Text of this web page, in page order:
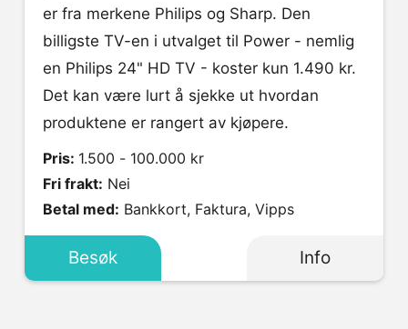
er fra merkene Philips og Sharp. Den
billigste TV-en i utvalget til Power - nemlig
en Philips 24" HD TV - koster kun 1.490 kr.
Det kan være lurt å sjekke ut hvordan
produktene er rangert av kjøpere.
Pris: 1.500 - 100.000 kr
Fri frakt: Nei
Betal med: Bankkort, Faktura, Vipps
Besøk Info